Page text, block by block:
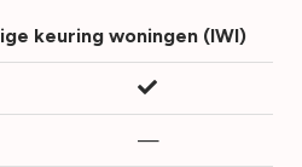
keuring woningen (IWI)
—